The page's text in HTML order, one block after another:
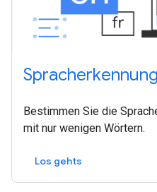
Spracherkennung
Bestimmen Sie die
mit nur wenigen Wörtern.
Los gehts